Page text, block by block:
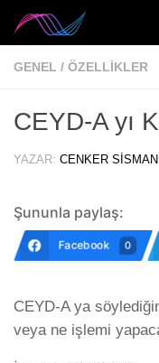
Skip to content
GENEL / ÖZELLIKLER
CEYD-A yı
YAZAR: CENKER SISMAN
Şununla paylaş:
Facebook 0
CEYD-A ya
veya ne işlemi